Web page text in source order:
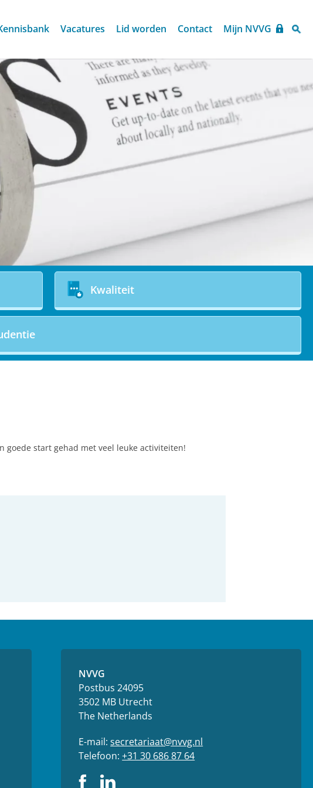
Vacatures Lid worden Contact Mijn NVVG
Kwaliteit
goede start gehad met veel leuke activiteiten!
NVVG
Postbus 24095
3502 MB Utrecht
The Netherlands
E-mail:secretariaat@nvvg.nl
Telefoon:+31 30 686 87 64